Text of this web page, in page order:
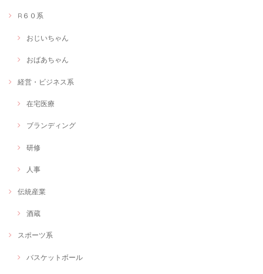
R６０系
おじいちゃん
おばあちゃん
経営・ビジネス系
在宅医療
ブランディング
研修
人事
伝統産業
酒蔵
スポーツ系
バスケットボール